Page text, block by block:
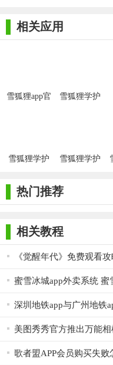
1. 无广告打扰：全程无
境。
2. 无需会员费：所有功
的用户使用。
5. 用户至上：以用户需
相关应用
雪狐狸app官
雪狐狸学护
雪狐狸学护
雪狐狸学护
热门推荐
相关教程
《觉醒年代》免费观看
蜜雪冰城app外卖系统 蜜
深圳地铁app与广州地铁
美图秀秀官方推出万能
歌者盟APP会员购买失败